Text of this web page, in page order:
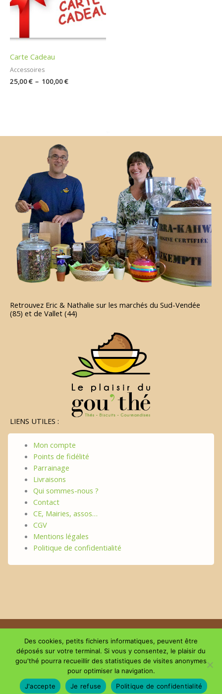
Carte Cadeau
Accessoires
25,00€ – 100,00€
Retrouvez Eric & Nathalie sur les marchés du Sud-Vendée
(85) et de Vallet (44)
LIENS UTILES :
Mon compte
Points de fidélité
Parrainage
Livraisons
Qui sommes-nous ?
Contact
CE, Mairies, assos…
CGV
Mentions légales
Politique de confidentialité
Copyright © 2026 | Le plaisir du GouThé
Suivez-nous sur les réseaux
Des cookies, petits fichiers informatiques, peuvent être
déposés sur votre terminal. Si vous y consentez, le plaisir du
gou'thé pourra recueillir des statistiques de visites anonymes
pour optimiser la navigation.
J'accepte
Je refuse Politique de confidentialité